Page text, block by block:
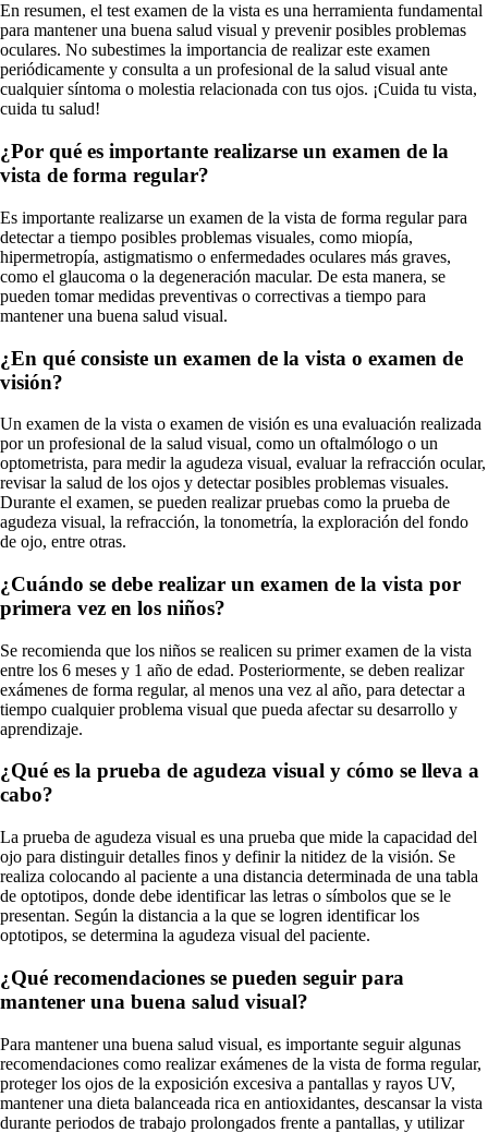
En resumen, el test examen de la vista es una herramienta fundamental
para mantener una buena salud visual y prevenir posibles problemas
oculares. No subestimes la importancia de realizar este examen
periódicamente y consulta a un profesional de la salud visual ante
cualquier síntoma o molestia relacionada con tus ojos. ¡Cuida tu vista,
cuida tu salud!
¿Por qué es importante realizarse un examen de la
vista de forma regular?
Es importante realizarse un examen de la vista de forma regular para
detectar a tiempo posibles problemas visuales, como miopía,
hipermetropía, astigmatismo o enfermedades oculares más graves,
como el glaucoma o la degeneración macular. De esta manera, se
pueden tomar medidas preventivas o correctivas a tiempo para
mantener una buena salud visual.
¿En qué consiste un examen de la vista o examen de
visión?
Un examen de la vista o examen de visión es una evaluación realizada
por un profesional de la salud visual, como un oftalmólogo o un
optometrista, para medir la agudeza visual, evaluar la refracción ocular,
revisar la salud de los ojos y detectar posibles problemas visuales.
Durante el examen, se pueden realizar pruebas como la prueba de
agudeza visual, la refracción, la tonometría, la exploración del fondo
de ojo, entre otras.
¿Cuándo se debe realizar un examen de la vista por
primera vez en los niños?
Se recomienda que los niños se realicen su primer examen de la vista
entre los 6 meses y 1 año de edad. Posteriormente, se deben realizar
exámenes de forma regular, al menos una vez al año, para detectar a
tiempo cualquier problema visual que pueda afectar su desarrollo y
aprendizaje.
¿Qué es la prueba de agudeza visual y cómo se lleva a
cabo?
La prueba de agudeza visual es una prueba que mide la capacidad del
ojo para distinguir detalles finos y definir la nitidez de la visión. Se
realiza colocando al paciente a una distancia determinada de una tabla
de optotipos, donde debe identificar las letras o símbolos que se le
presentan. Según la distancia a la que se logren identificar los
optotipos, se determina la agudeza visual del paciente.
¿Qué recomendaciones se pueden seguir para
mantener una buena salud visual?
Para mantener una buena salud visual, es importante seguir algunas
recomendaciones como realizar exámenes de la vista de forma regular,
proteger los ojos de la exposición excesiva a pantallas y rayos UV,
mantener una dieta balanceada rica en antioxidantes, descansar la vista
durante periodos de trabajo prolongados frente a pantallas, y utilizar